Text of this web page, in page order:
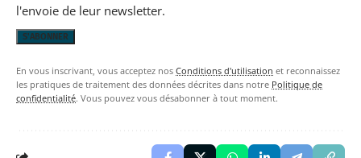
l'envoie de leur newsletter.
En vous inscrivant, vous acceptez nos Conditions d'utilisation et reconnaissez
les pratiques de traitement des données décrites dans notre Politique de
confidentialité. Vous pouvez vous désabonner à tout moment.